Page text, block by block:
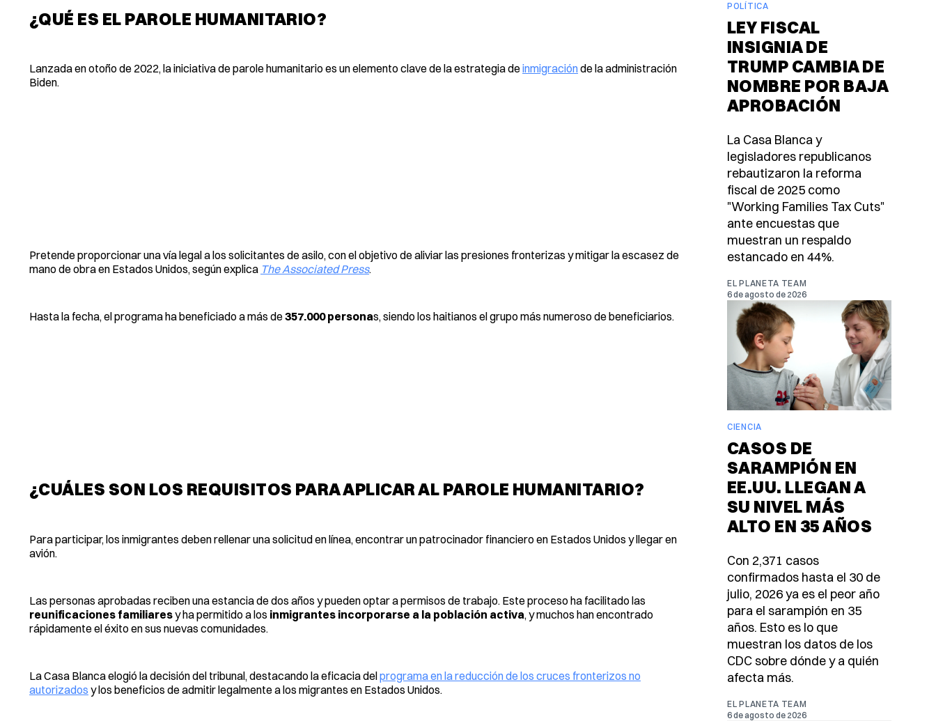
¿QUÉ ES EL PAROLE HUMANITARIO?
Lanzada en otoño de 2022, la iniciativa de parole humanitario es un elemento clave de la estrategia deinmigraciónde la administración
Biden.
Pretende proporcionar una vía legal a los solicitantes de asilo, con el objetivo de aliviar las presiones fronterizas y mitigar la escasez de
mano de obra en Estados Unidos, según explica The Associated Press.
Hasta la fecha, el programa ha beneficiado a más de357.000 personas, siendo los haitianos el grupo más numeroso de beneficiarios.
¿CUÁLES SON LOS REQUISITOS PARA APLICAR AL PAROLE HUMANITARIO?
Para participar, los inmigrantes deben rellenar una solicitud en línea, encontrar un patrocinador financiero en Estados Unidos y llegar en
avión.
Las personas aprobadas reciben una estancia de dos años y pueden optar a permisos de trabajo. Este proceso ha facilitado las
reunificaciones familiaresy ha permitido a los inmigrantes incorporarse a la población activa, y muchos han encontrado
rápidamente el éxito en sus nuevas comunidades.
La Casa Blanca elogió la decisión del tribunal, destacando la eficacia delprograma en la reducción de los cruces fronterizos no
autorizados y los beneficios de admitir legalmente a los migrantes en Estados Unidos.
POLÍTICA
LEY FISCAL
INSIGNIA DE
TRUMP CAMBIA DE
NOMBRE POR BAJA
APROBACIÓN
La Casa Blanca y
legisladores republicanos
rebautizaron la reforma
fiscal de 2025 como
"Working Families Tax Cuts"
ante encuestas que
muestran un respaldo
estancado en 44%.
EL PLANETA TEAM
6 de agosto de 2026
CIENCIA
CASOS DE
SARAMPIÓN EN
EE.UU. LLEGAN A
SU NIVEL MÁS
ALTO EN 35 AÑOS
Con 2,371 casos
confirmados hasta el 30 de
julio, 2026 ya es el peor año
para el sarampión en 35
años. Esto es lo que
muestran los datos de los
CDC sobre dónde y a quién
afecta más.
EL PLANETA TEAM
6 de agosto de 2026